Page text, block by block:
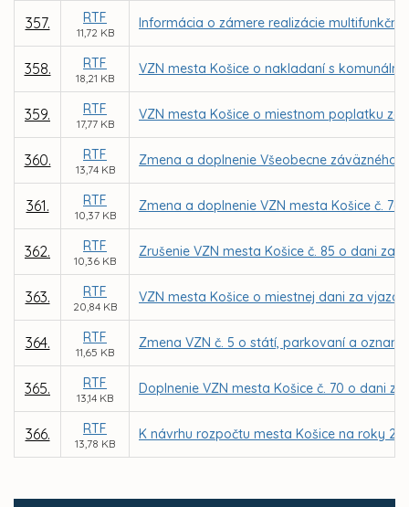
357. RTF
11,72 KB
Informácia o zámere realizácie
358. RTF
18,21 KB
VZN mesta Košice o nakladaní s
359. RTF
17,77 KB
VZN mesta Košice o miestnom poplatku
360. RTF
13,74 KB
Zmena a doplnenie Všeobecne záväzného
361. RTF
10,37 KB
Zmena a doplnenie VZN mesta Košice č.
362. RTF
10,36 KB
Zrušenie VZN mesta Košice č. 85 o dani
363. RTF
20,84 KB
VZN mesta Košice o miestnej dani za
364. RTF
11,65 KB
Zmena VZN č. 5 o státí, parkovaní a
365. RTF
13,14 KB
Doplnenie VZN mesta Košice č. 70 o dani
366. RTF
13,78 KB
K návrhu rozpočtu mesta Košice na roky